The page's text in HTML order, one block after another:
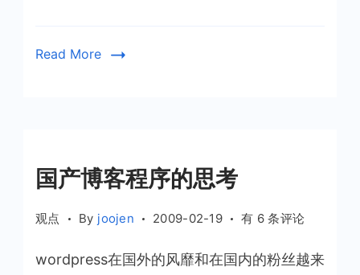
享
Read More
国产博客程序的思考
观点 By joojen 2009-02-19
国
博
有 6 条评论
wordpress在国外的风靡和在国内的粉丝越来